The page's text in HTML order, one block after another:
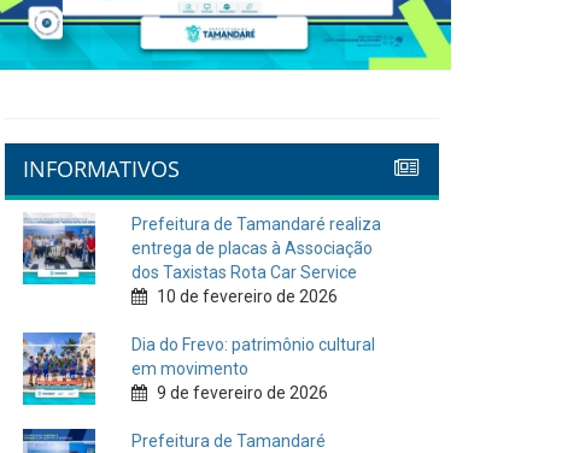
INFORMATIVOS
Prefeitura de Tamandaré realiza
entrega de placas à Associação
dos Taxistas Rota Car Service
10 de fevereiro de 2026
Dia do Frevo: patrimônio cultural
em movimento
9 de fevereiro de 2026
Prefeitura de Tamandaré